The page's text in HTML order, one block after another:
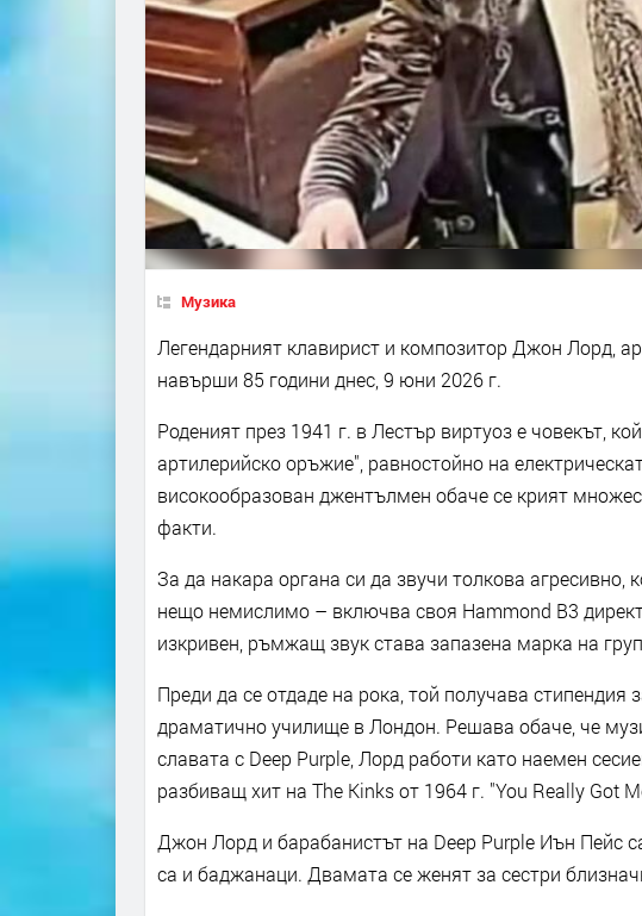
Музика
Легендарният клавирист и композитор Джон Лорд,
навърши 85 години днес, 9 юни 2026 г.
Роденият през 1941 г. в Лестър виртуоз е човекът,
артилерийско оръжие", равностойно на
високообразован джентълмен обаче се крият
факти.
За да накара органа си да звучи толкова
нещо немислимо – включва своя Hammond B3
изкривен, ръмжащ звук става запазена марка на
Преди да се отдаде на рока, той получава стипендия
драматично училище в Лондон. Решава обаче, че
славата с Deep Purple, Лорд работи като наемен
разбиващ хит на The Kinks от 1964 г. "You Really Got
Джон Лорд и барабанистът на Deep Purple Иън Пейс
са и баджанаци. Двамата се женят за сестри